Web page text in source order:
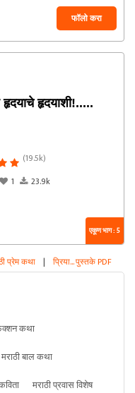
फॉलो करा
हृदयाशी!.....
(19.5k)
1 23.9k
एकूण भाग : 5
प्रेम कथा | प्रिया... पुस्तके PDF
कथा
मराठी बाल कथा
मराठी प्रवास विशेष